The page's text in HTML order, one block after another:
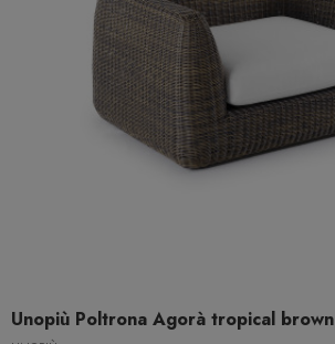
Unopiù Poltrona Agorà tropical brown